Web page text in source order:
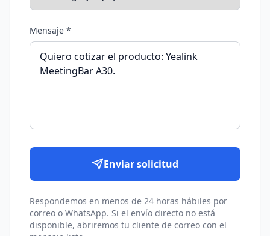
Mensaje *
Enviar solicitud
Respondemos en menos de 24 horas hábiles por
correo o WhatsApp. Si el envío directo no está
disponible, abriremos tu cliente de correo con el